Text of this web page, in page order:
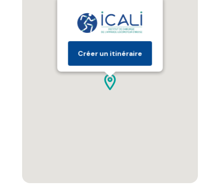
Créer un itinéraire